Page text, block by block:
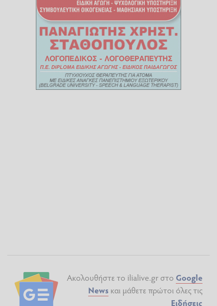
Ακολουθήστε το ilialive.gr στο Google
News και μάθετε πρώτοι όλες τις
Ειδήσεις